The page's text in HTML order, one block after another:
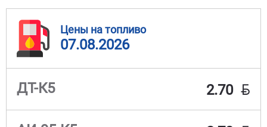
Цены на топливо
07.08.2026
ДТ-К5 2.70 BYN